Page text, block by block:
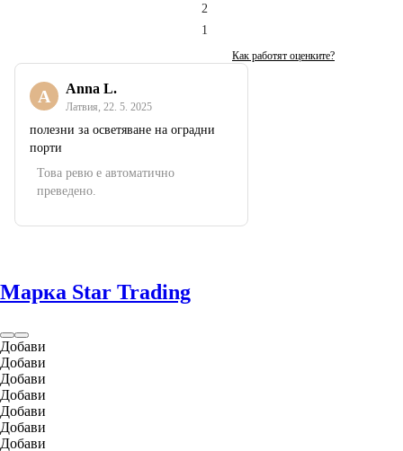
2
1
Как работят оценките?
A Anna L.
Латвия 22. 5. 2025
полезни за осветяване на оградни
порти
Това ревю е автоматично
преведено.
Марка Star Trading
Добави
Добави
Добави
Добави
Добави
Добави
Добави